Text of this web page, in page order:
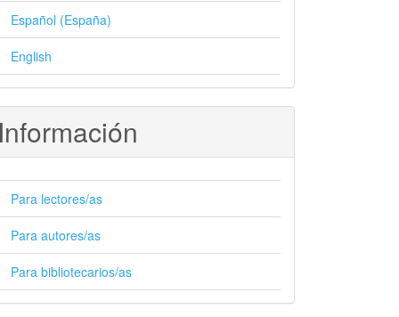
Español (España)
English
Para lectores/as
Para autores/as
Para bibliotecarios/as